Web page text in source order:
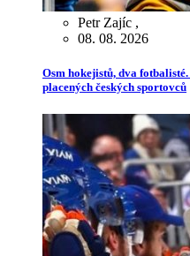
Petr Zajíc ,
08. 08. 2026
Osm hokejistů, dva
placených českých sportovců